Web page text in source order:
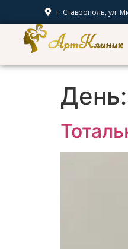
г. Ставрополь, ул.
День: